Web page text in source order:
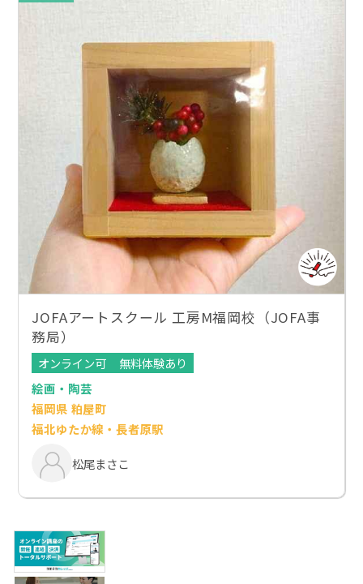
JOFAアートスクール 工房M福岡校（JOFA事
務局）
オンライン可
無料体験あり
絵画・陶芸
福岡県 粕屋町
福北ゆたか線・長者原駅
松尾まさこ